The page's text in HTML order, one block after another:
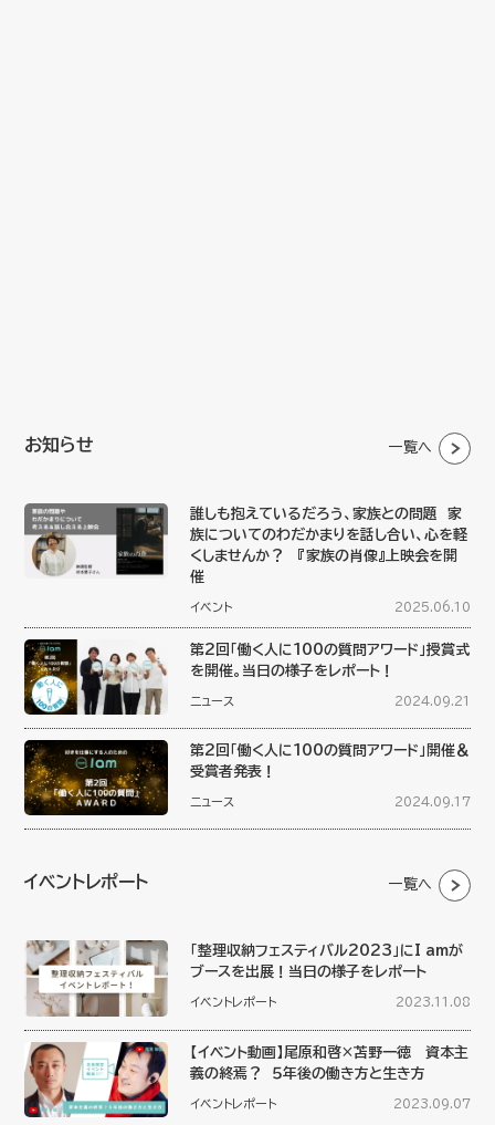
お知らせ 一覧へ
誰しも抱えているだろう、家族との問題 家
族についてのわだかまりを話し合い、心を軽
くしませんか？ 『家族の肖像』上映会を開
催
イベント 2025.06.10
第2回「働く人に100の質問アワード」授賞式
を開催。当日の様子をレポート！
ニュース 2024.09.21
第2回「働く人に100の質問アワード」開催＆
受賞者発表！
ニュース 2024.09.17
イベントレポート 一覧へ
「整理収納フェスティバル2023」にI amが
ブースを出展！当日の様子をレポート
イベントレポート 2023.11.08
【イベント動画】尾原和啓×苫野一徳 資本主
義の終焉？ ５年後の働き方と生き方
イベントレポート 2023.09.07